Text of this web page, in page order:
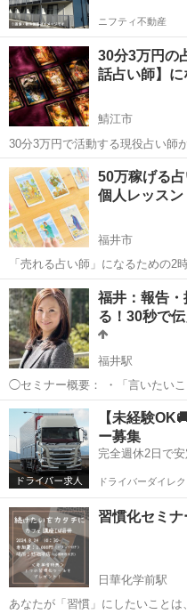
ニフティ不動産
30分3万円の
話占い師】
鯖江市
30分3万円で活動する現役占い師
ーディションに受かるための 2時
ーディション対策もお伝えいたします。 現在電話占い師
ます。 技術を...
福井 鯖江市 その他
50万稼げる
個人レッスン
福井市
「売れる占い師」になるための2時間
のオラクルカードまたはタロッ
は知らなくていいのです。 解説
も2時間もあれば...
福井 福井市 生活知識
福井：報告
る！30秒で
福井駅
◯セミナー概要： ・「言いたい
簡潔にまとめてほしい」 ・「で
ませんか？ 端的に、わかりやすく話すことは、ビジネスマンにとって
必須スキルかも...
福井 福井市 福井駅 話
【未経験
ー募集
完全週休2日で
ドライバーダイレク
習慣化セミ
日華化学前駅
あなたが「習慣」にしたいこと